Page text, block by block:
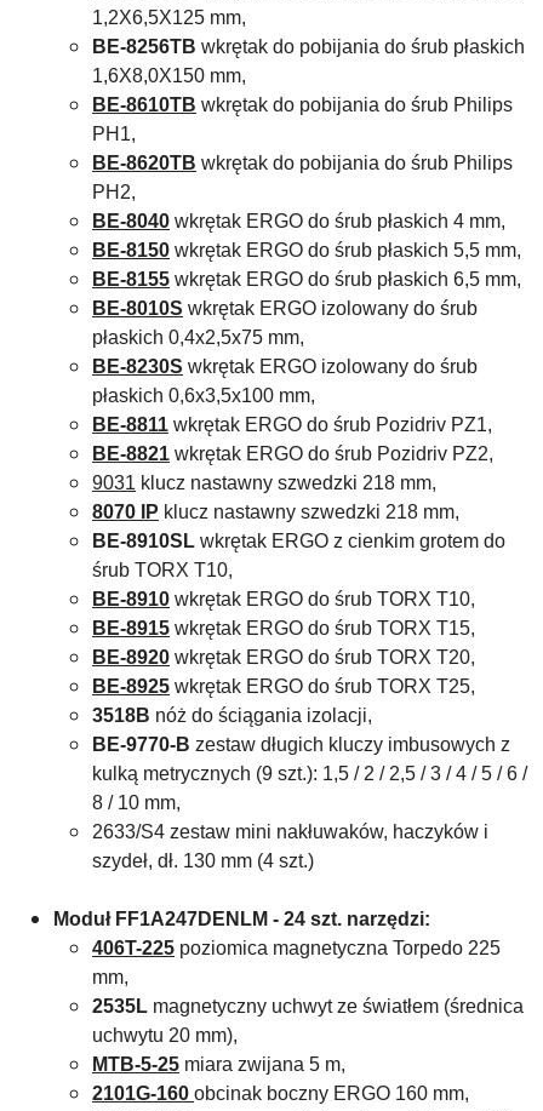
1,2X6,5X125 mm,
BE-8256TB wkrętak do pobijania do śrub płaskich
1,6X8,0X150 mm,
BE-8610TB wkrętak do pobijania do śrub Philips
PH1,
BE-8620TB wkrętak do pobijania do śrub Philips
PH2,
BE-8040 wkrętak ERGO do śrub płaskich 4 mm,
BE-8150 wkrętak ERGO do śrub płaskich 5,5 mm,
BE-8155 wkrętak ERGO do śrub płaskich 6,5 mm,
BE-8010S wkrętak ERGO izolowany do śrub
płaskich 0,4x2,5x75 mm,
BE-8230S wkrętak ERGO izolowany do śrub
płaskich 0,6x3,5x100 mm,
BE-8811 wkrętak ERGO do śrub Pozidriv PZ1,
BE-8821 wkrętak ERGO do śrub Pozidriv PZ2,
9031 klucz nastawny szwedzki 218 mm,
8070 IP klucz nastawny szwedzki 218 mm,
BE-8910SL wkrętak ERGO z cienkim grotem do
śrub TORX T10,
BE-8910 wkrętak ERGO do śrub TORX T10,
BE-8915 wkrętak ERGO do śrub TORX T15,
BE-8920 wkrętak ERGO do śrub TORX T20,
BE-8925 wkrętak ERGO do śrub TORX T25,
3518B nóż do ściągania izolacji,
BE-9770-B zestaw długich kluczy imbusowych z
kulką metrycznych (9 szt.): 1,5 / 2 / 2,5 / 3 / 4 / 5 / 6 /
8 / 10 mm,
2633/S4 zestaw mini nakłuwaków, haczyków i
szydeł, dł. 130 mm (4 szt.)
Moduł FF1A247DENLM - 24 szt. narzędzi:
406T-225 poziomica magnetyczna Torpedo 225
mm,
2535L magnetyczny uchwyt ze światłem (średnica
uchwytu 20 mm),
MTB-5-25 miara zwijana 5 m,
2101G-160 obcinak boczny ERGO 160 mm,